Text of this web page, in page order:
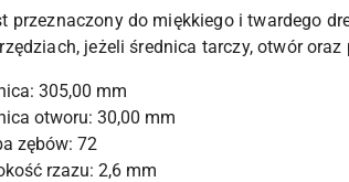
przeznaczony do miękkiego i twardego
jeżeli średnica tarczy, otwór
305,00 mm
otworu: 30,00 mm
zębów: 72
rzazu: 2,6 mm